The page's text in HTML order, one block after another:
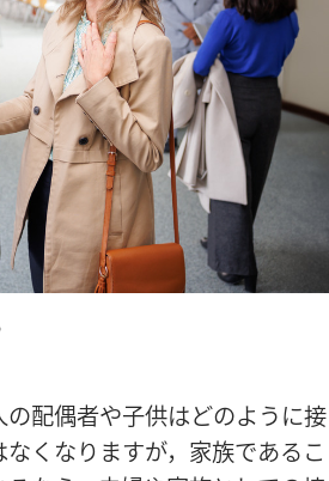
の配偶者や子供はどのように接
くなりますが， 家族であるこ